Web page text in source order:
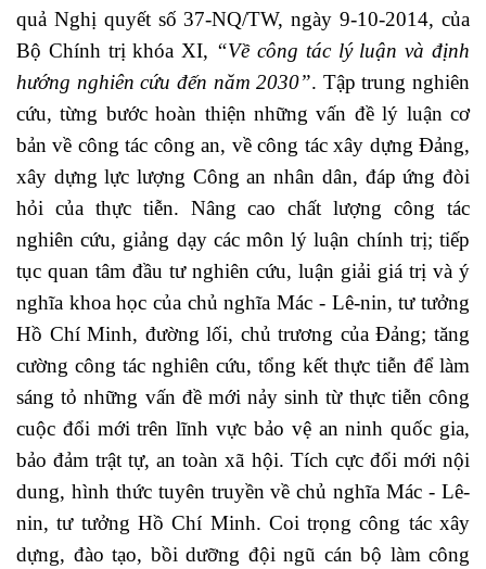
quả Nghị quyết số 37-NQ/TW, ngày 9-10-2014, của
Bộ Chính trị khóa XI, “Về công tác lý luận và định
hướng nghiên cứu đến năm 2030”. Tập trung nghiên
cứu, từng bước hoàn thiện những vấn đề lý luận cơ
bản về công tác công an, về công tác xây dựng Đảng,
xây dựng lực lượng Công an nhân dân, đáp ứng đòi
hỏi của thực tiễn. Nâng cao chất lượng công tác
nghiên cứu, giảng dạy các môn lý luận chính trị; tiếp
tục quan tâm đầu tư nghiên cứu, luận giải giá trị và ý
nghĩa khoa học của chủ nghĩa Mác - Lê-nin, tư tưởng
Hồ Chí Minh, đường lối, chủ trương của Đảng; tăng
cường công tác nghiên cứu, tổng kết thực tiễn để làm
sáng tỏ những vấn đề mới nảy sinh từ thực tiễn công
cuộc đổi mới trên lĩnh vực bảo vệ an ninh quốc gia,
bảo đảm trật tự, an toàn xã hội. Tích cực đổi mới nội
dung, hình thức tuyên truyền về chủ nghĩa Mác - Lê-
nin, tư tưởng Hồ Chí Minh. Coi trọng công tác xây
dựng, đào tạo, bồi dưỡng đội ngũ cán bộ làm công